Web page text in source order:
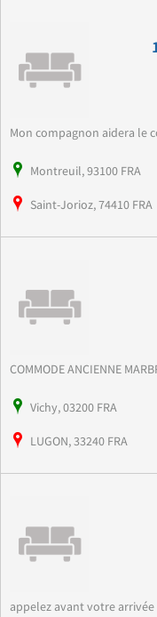
Mon compagnon aidera le
Montreuil, 93100 FRA
Saint-Jorioz, 74410 FRA
COMMODE ANCIENNE
Vichy, 03200 FRA
LUGON, 33240 FRA
appelez avant votre arrivée